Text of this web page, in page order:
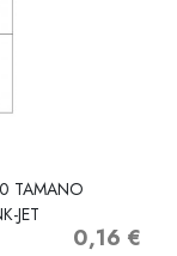
TAMANO
JET
Precio
0,16 €